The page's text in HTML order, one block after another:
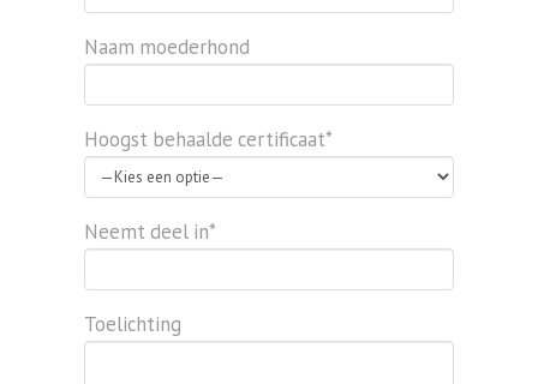
Naam moederhond
Hoogst behaalde certificaat*
Neemt deel in*
Toelichting